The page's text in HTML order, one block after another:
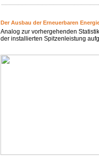
Der Ausbau der Erneuerbaren
Analog zur vorhergehenden
der installierten Spitzenleistung